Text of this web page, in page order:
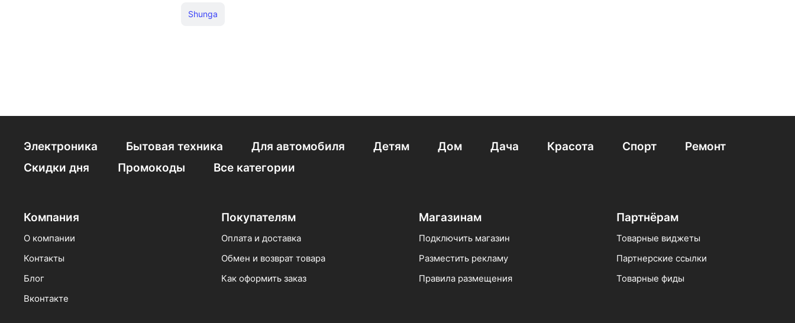
Shunga
Электроника Бытовая техника Для автомобиля Детям Дом Дача Красота Спорт
Ремонт
Скидки дня
Промокоды Все категории
Компания
О компании
Контакты
Блог
Вконтакте
Покупателям
Оплата и доставка
Обмен и возврат товара
Как оформить заказ
Магазинам
Подключить магазин
Разместить рекламу
Правила размещения
Партнёрам
Товарные виджеты
Партнерские ссылки
Товарные фиды